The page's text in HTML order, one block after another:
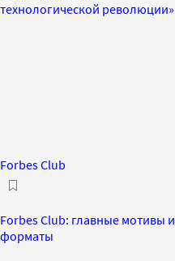
технологической революции»
Forbes Club
Forbes Club: главные мотивы и
форматы